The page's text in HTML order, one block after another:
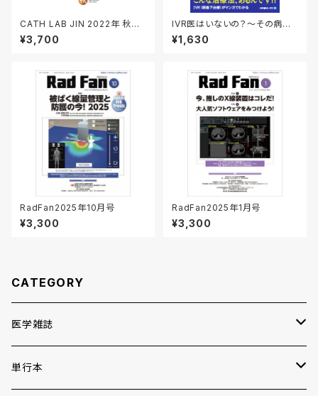
CATH LAB JIN 2022年 秋号
（Vol.5 No.4）
¥3,700
IVR医はいないの？～その病気、
切らずに治せるかも～
¥1,630
RadFan2025年10月号
¥3,300
RadFan2025年1月号
¥3,300
CATEGORY
医学雑誌
月刊RadFan
単行本